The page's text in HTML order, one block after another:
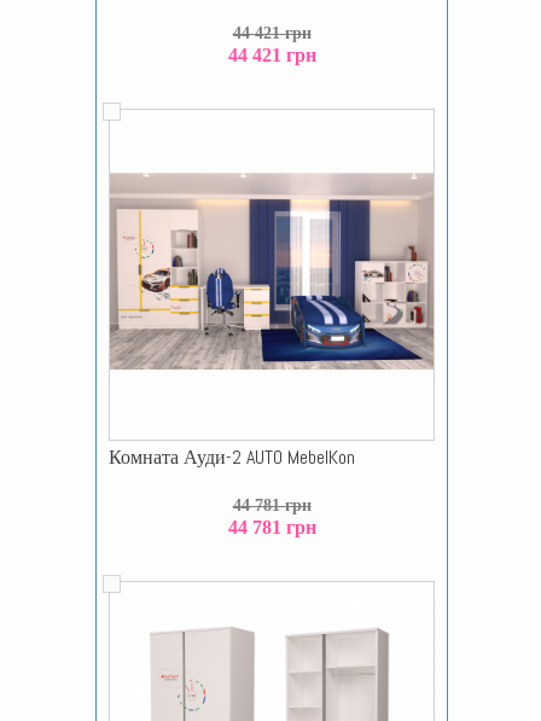
44 421 грн
44 421 грн
Комната Ауди-2 AUTO MebelKon
44 781 грн
44 781 грн